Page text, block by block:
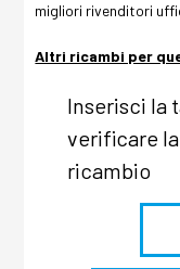
migliori rivenditori
Altri ricambi per
Inserisci la
verificare
ricambio